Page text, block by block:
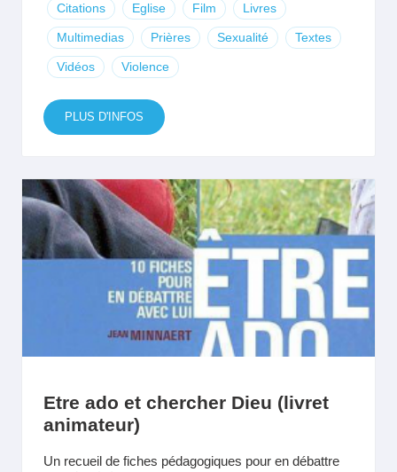
Citations Eglise Film Livres
Multimedias Prières Sexualité Textes
Vidéos Violence
PLUS D'INFOS
Etre ado et chercher Dieu (livret
animateur)
Un recueil de fiches pédagogiques pour en débattre